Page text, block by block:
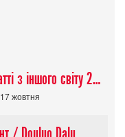
Кулінарія на багатті з іншого світу 2 сезон/ Tondemo Skill de Isekai Hourou
жовтня